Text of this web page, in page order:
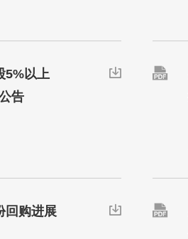
5%以上
告
 
回购进展
 